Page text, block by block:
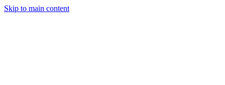
Skip to main content